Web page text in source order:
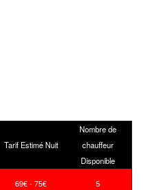
Tarif Estimé Nuit
Nombre de
chauffeur
Disponible
69€ - 75€ 5